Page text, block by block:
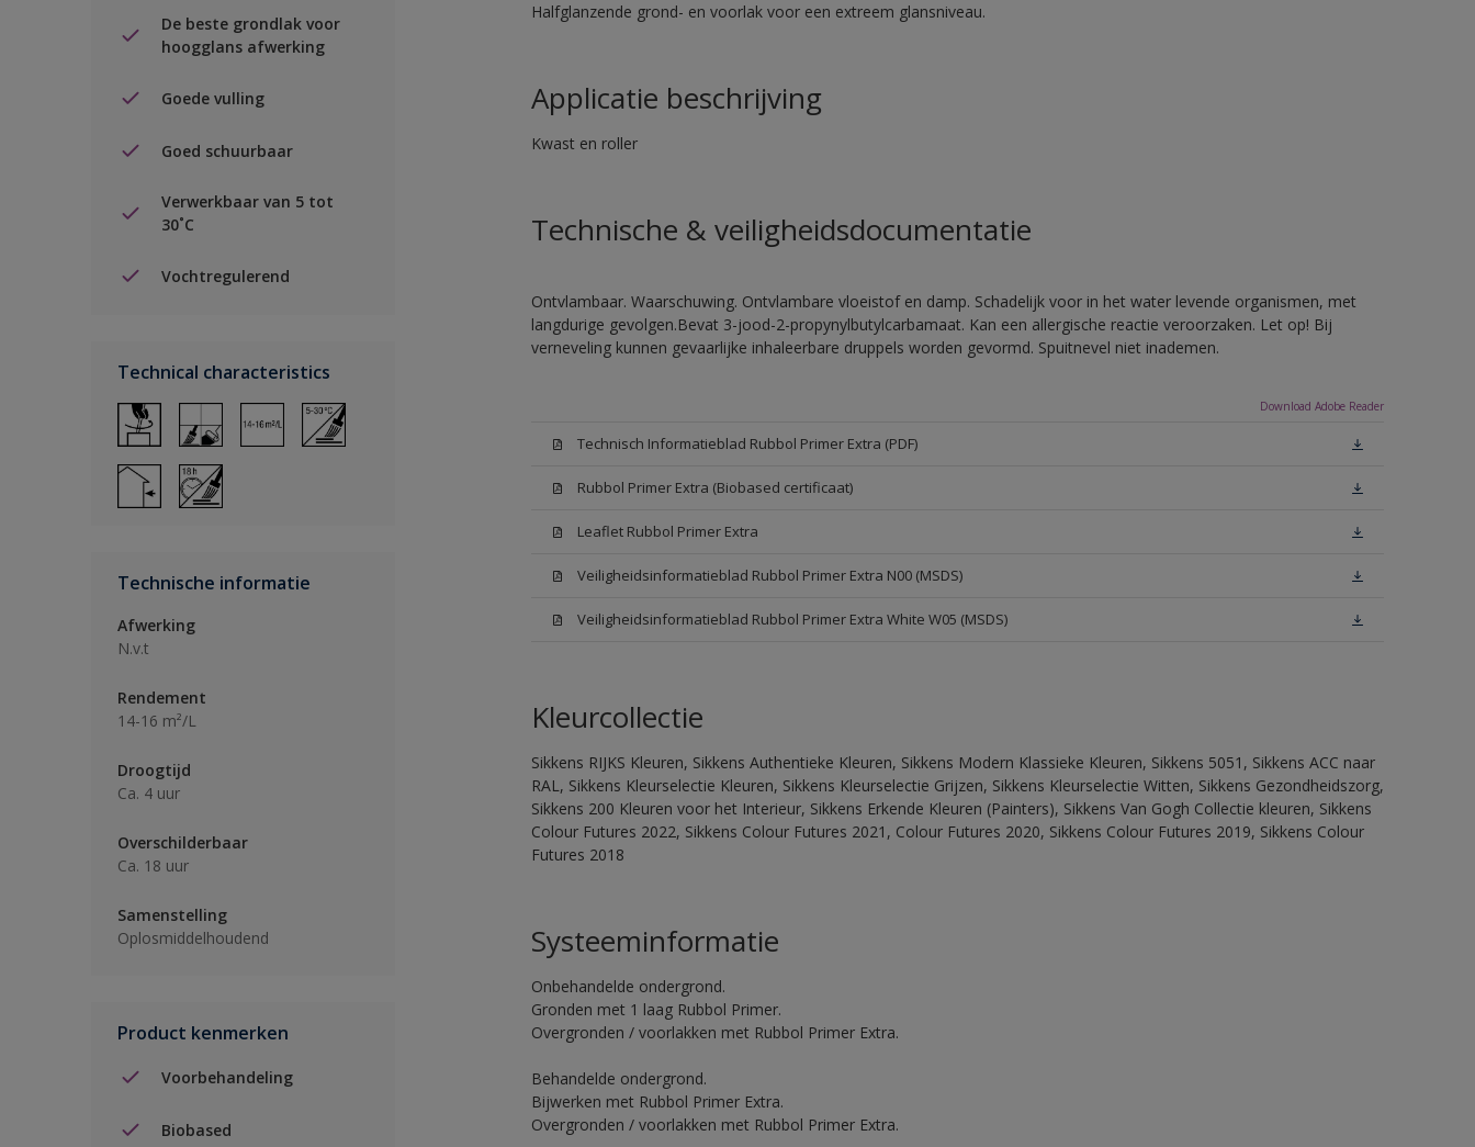
De beste grondlak voor
hoogglans afwerking
Goede vulling
Goed schuurbaar
Verwerkbaar van 5 tot
30˚C
Vochtregulerend
Technical characteristics
Technische informatie
Afwerking
N.v.t
Rendement
14-16 m²/L
Droogtijd
Ca. 4 uur
Overschilderbaar
Ca. 18 uur
Samenstelling
Oplosmiddelhoudend
Product kenmerken
Voorbehandeling
Biobased
Halfglanzende grond- en voorlak voor een extreem glansniveau.
Applicatie beschrijving
Kwast en roller
Technische & veiligheidsdocumentatie
Ontvlambaar. Waarschuwing. Ontvlambare vloeistof en damp. Schadelijk voor in het water levende organismen, met
langdurige gevolgen.Bevat 3-jood-2-propynylbutylcarbamaat. Kan een allergische reactie veroorzaken. Let op! Bij
verneveling kunnen gevaarlijke inhaleerbare druppels worden gevormd. Spuitnevel niet inademen.
Download Adobe Reader
Technisch Informatieblad Rubbol Primer Extra (PDF)
Rubbol Primer Extra (Biobased certificaat)
Leaflet Rubbol Primer Extra
Veiligheidsinformatieblad Rubbol Primer Extra N00 (MSDS)
Veiligheidsinformatieblad Rubbol Primer Extra White W05 (MSDS)
Kleurcollectie
Sikkens RIJKS Kleuren, Sikkens Authentieke Kleuren, Sikkens Modern Klassieke Kleuren, Sikkens 5051, Sikkens ACC naar
RAL, Sikkens Kleurselectie Kleuren, Sikkens Kleurselectie Grijzen, Sikkens Kleurselectie Witten, Sikkens Gezondheidszorg,
Sikkens 200 Kleuren voor het Interieur, Sikkens Erkende Kleuren (Painters), Sikkens Van Gogh Collectie kleuren, Sikkens
Colour Futures 2022, Sikkens Colour Futures 2021, Colour Futures 2020, Sikkens Colour Futures 2019, Sikkens Colour
Futures 2018
Systeeminformatie
Onbehandelde ondergrond.
Gronden met 1 laag Rubbol Primer.
Overgronden / voorlakken met Rubbol Primer Extra.
Behandelde ondergrond.
Bijwerken met Rubbol Primer Extra.
Overgronden / voorlakken met Rubbol Primer Extra.